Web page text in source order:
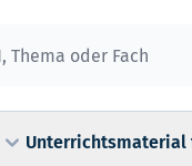
Unterrichtsmaterial